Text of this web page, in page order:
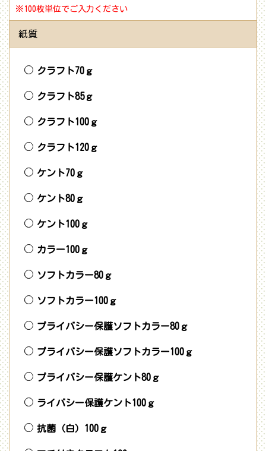
※100枚単位でご入力ください
紙質
クラフト70ｇ
クラフト85ｇ
クラフト100ｇ
クラフト120ｇ
ケント70ｇ
ケント80ｇ
ケント100ｇ
カラー100ｇ
ソフトカラー80ｇ
ソフトカラー100ｇ
プライバシー保護ソフトカラー80ｇ
プライバシー保護ソフトカラー100ｇ
プライバシー保護ケント80ｇ
ライバシー保護ケント100ｇ
抗菌（白）100ｇ